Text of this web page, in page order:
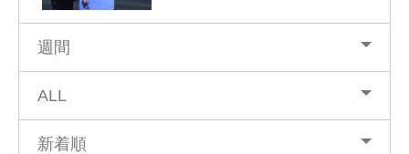
週間
ALL
新着順